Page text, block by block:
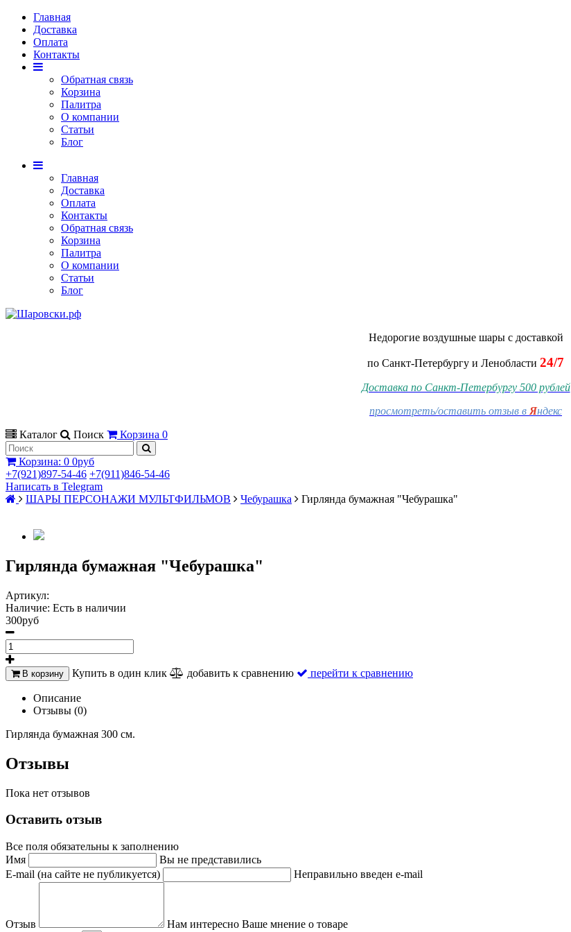
Главная
Доставка
Оплата
Контакты
Обратная связь
Корзина
Палитра
О компании
Статьи
Блог
Главная
Доставка
Оплата
Контакты
Обратная связь
Корзина
Палитра
О компании
Статьи
Блог
Недорогие воздушные шары с доставкой
по Санкт-Петербургу и Ленобласти 24/7
Доставка по Санкт-Петербургу 500 рублей
просмотреть/оставить отзыв в Яндекс
Каталог
Поиск Корзина 0
Корзина: 0 0руб
+7(921)897-54-46 +7(911)846-54-46
Написать в Telegram
ШАРЫ ПЕРСОНАЖИ МУЛЬТФИЛЬМОВ
Чебурашка Гирлянда бумажная "Чебурашка"
Гирлянда бумажная "Чебурашка"
Артикул:
Наличие: Есть в наличии
300руб
В корзину Купить в один клик добавить к сравнению перейти к сравнению
Описание
Отзывы (0)
Гирлянда бумажная 300 см.
Отзывы
Пока нет отзывов
Оставить отзыв
Все поля обязательны к заполнению
Имя
Вы не представились
E-mail (на сайте не публикуется)
Неправильно введен e-mail
Отзыв
Нам интересно Ваше мнение о товаре